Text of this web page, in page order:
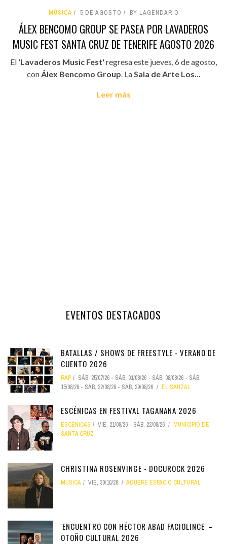
MÚSICA 5 DE AGOSTO BY LAGENDARIO
ÁLEX BENCOMO GROUP SE PASEA POR LAVADEROS
MUSIC FEST SANTA CRUZ DE TENERIFE AGOSTO 2026
El 'Lavaderos Music Fest' regresa este jueves, 6 de agosto,
conÁlex Bencomo Group. LaSala de Arte Los...
Leer más
EVENTOS DESTACADOS
BATALLAS / SHOWS DE FREESTYLE - VERANO DE
CUENTO 2026
RAP SÁB, 25/07/26 - SÁB, 01/08/26 - SÁB, 08/08/26 - SÁB,
15/08/26 - SÁB, 22/08/26 - SÁB, 29/08/26 EL SAUZAL
ESCÉNICAS EN FESTIVAL TAGANANA 2026
ESCÉNICAS VIE, 21/08/26 - SÁB, 22/08/26
MUNICIPIO DE
SANTA CRUZ
CHRISTINA ROSENVINGE - DOCUROCK 2026
MÚSICA VIE, 30/10/26 AGUERE ESPACIO CULTURAL
'ENCUENTRO CON HÉCTOR ABAD FACIOLINCE' –
OTOÑO CULTURAL 2026